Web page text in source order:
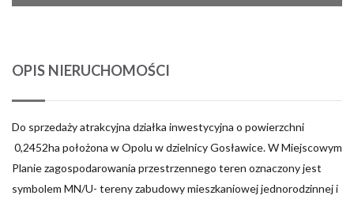
OPIS NIERUCHOMOŚCI
Do sprzedaży atrakcyjna działka inwestycyjna o powierzchni
0,2452ha położona w Opolu w dzielnicy Gosławice. W Miejscowym
Planie zagospodarowania przestrzennego teren oznaczony jest
symbolem MN/U- tereny zabudowy mieszkaniowej jednorodzinnej i